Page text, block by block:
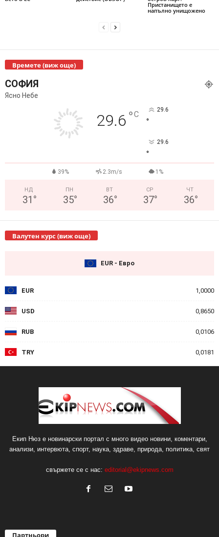
Пристанището е
напълно унищожено
Времете (виж още)
СОФИЯ
Ясно Небе
29.6 °C 29.6
°
29.6
°
39% 2.3m/s 1%
НД
31 °
ПН
35°
ВТ
36°
СР
37°
ЧТ
36°
Валутен курс (виж още)
EUR - Евро
EUR 1,0000
USD 0,8650
RUB 0,0106
TRY 0,0181
Екип Нюз е новинарски портал с много видео новини, коментари,
анализи, интервюта, спорт, наука, здраве, природа, политика, свят
свържете се с нас: editorial@ekipnews.com
Партньори